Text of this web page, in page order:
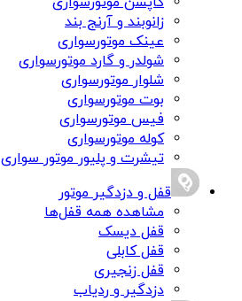
زانوبند و آرنج بند
عینک موتورسواری
شولدر و گارد موتورسواری
شلوار موتورسواری
بوت موتورسواری
فیس موتورسواری
کوله موتورسواری
تیشرت و پلیور موتور سواری
قفل و دزدگیر موتور
مشاهده همه قفل‌ها
قفل دیسک
قفل کابلی
قفل زنجیری
دزدگیر و ردیاب